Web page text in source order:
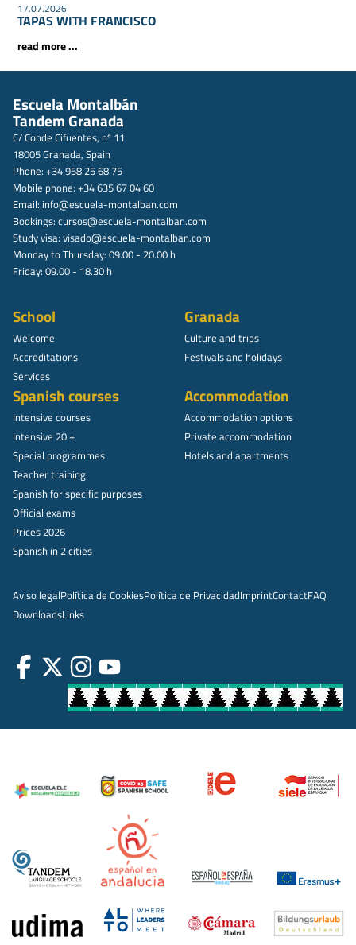
17.07.2026
TAPAS WITH FRANCISCO
read more ...
Escuela Montalbán
Tandem Granada
C/ Conde Cifuentes, nº 11
18005 Granada, Spain
Phone: +34 958 25 68 75
Mobile phone: +34 635 67 04 60
Email: info@escuela-montalban.com
Bookings: cursos@escuela-montalban.com
Study visa: visado@escuela-montalban.com
Monday to Thursday: 09.00 - 20.00 h
Friday: 09.00 - 18.30 h
School
Welcome
Accreditations
Services
Granada
Culture and trips
Festivals and holidays
Spanish courses
Intensive courses
Intensive 20 +
Special programmes
Teacher training
Spanish for specific purposes
Official exams
Prices 2026
Spanish in 2 cities
Accommodation
Accommodation options
Private accommodation
Hotels and apartments
Aviso legalPolítica de CookiesPolítica de PrivacidadImprintContactFAQ
DownloadsLinks